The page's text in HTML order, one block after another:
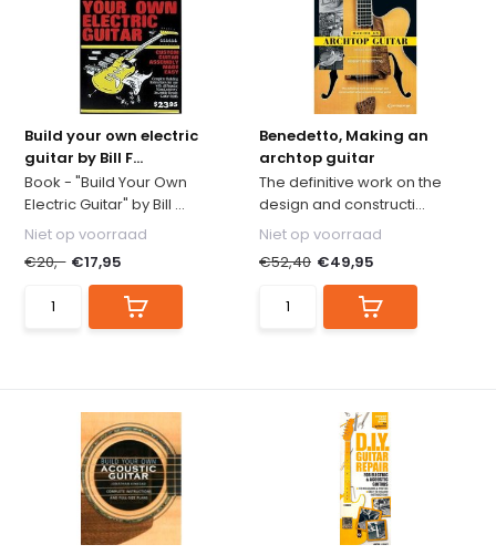
Build your own electric
guitar by Bill F...
Book - "Build Your Own
Electric Guitar" by Bill ...
Niet op voorraad
€20,- €17,95
Benedetto, Making an
archtop guitar
The definitive work on the
design and constructi...
Niet op voorraad
€52,40 €49,95